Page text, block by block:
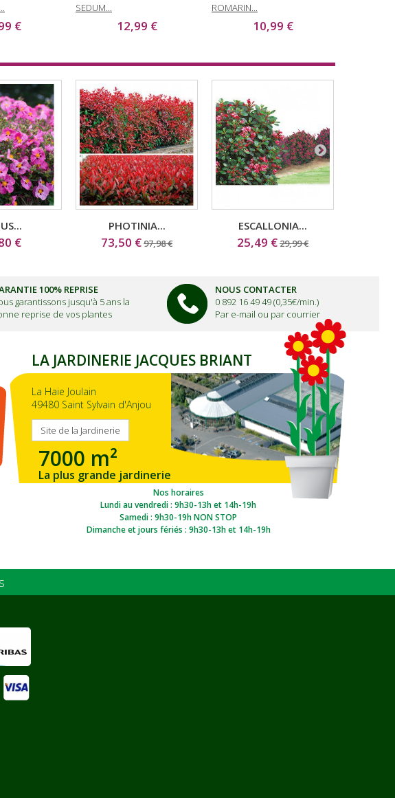
€
SEDUM...
12,99 €
ROMARIN...
10,99 €
€
PHOTINIA...
73,50 €97,98 €
ESCALLONIA...
25,49 €29,99 €
100% REPRISE
garantissons jusqu'à 5 ans la
reprise de vos plantes
NOUS CONTACTER
0 892 16 49 49 (0,35€/min.)
Par e-mail ou par courrier
LA JARDINERIE JACQUES BRIANT
La Haie Joulain
49480 Saint Sylvain d'Anjou
Site de la Jardinerie
7000 m²
La plus grande jardinerie
de la région Ouest
Nos horaires
Lundi au vendredi : 9h30-13h et 14h-19h
Samedi : 9h30-19h NON STOP
Dimanche et jours fériés : 9h30-13h et 14h-19h